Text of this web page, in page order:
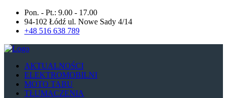
Pon. - Pt.: 9.00 - 17.00
94-102 Łódź ul. Nowe Sady 4/14
+48 516 638 789
AKTUALNOŚCI
ELEKTROMOBILNI
MOTO TABU
TŁUMACZENIA